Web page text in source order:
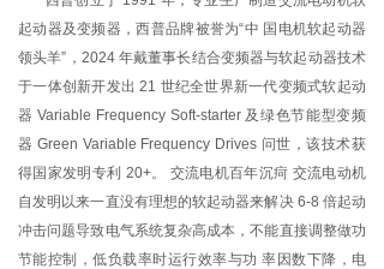
起动器及变频器，西普品牌被誉为“中 国电机软起动器
领头羊”，2024 年戴董事长结合变频器与软起动器技术
于一体创新开发出 21 世纪全世界新一代变频式软起动
器 Variable Frequency Soft-starter 及绿色节能型变频
器 Green Variable Frequency Drives 问世，该技术获
得国家发明专利 20+。 交流电机百年沉疴 交流电动机
自发明以来一直没有理想的软起动器来解决 6-8 倍起动
冲击问题导致电气系统复杂高成本，不能直接调整做功
节能控制，低负载率时运行效率与功 率因数下降，电